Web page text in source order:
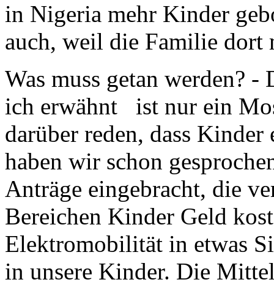
in Nigeria mehr Kinder
auch, weil die Familie dort
Was muss getan werden?
ich erwähnt ist nur ein
darüber reden, dass
haben wir schon
Anträge eingebracht, die
Bereichen Kinder Geld
Elektromobilität in etwas
in unsere Kinder. Die